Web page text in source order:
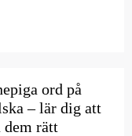
ord på
– lär dig att
dem rätt